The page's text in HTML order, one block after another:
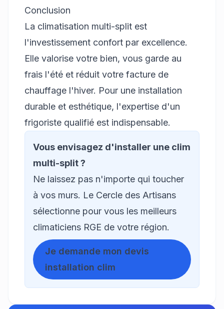
Conclusion
La climatisation multi-split est
l'investissement confort par excellence.
Elle valorise votre bien, vous garde au
frais l'été et réduit votre facture de
chauffage l'hiver. Pour une installation
durable et esthétique, l'expertise d'un
frigoriste qualifié est indispensable.
Vous envisagez d'installer une clim
multi-split ?
Ne laissez pas n'importe qui toucher
à vos murs. Le Cercle des Artisans
sélectionne pour vous les meilleurs
climaticiens RGE de votre région.
Je demande mon devis
installation clim